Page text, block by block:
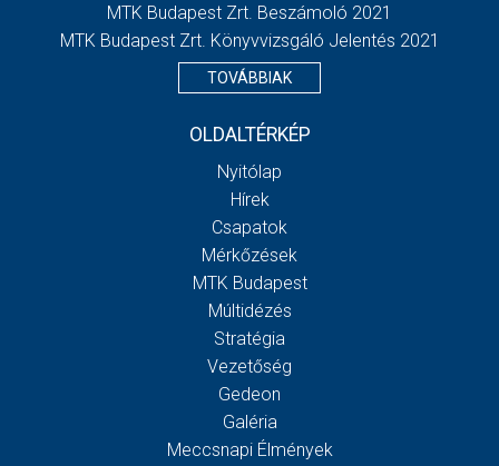
MTK Budapest Zrt. Beszámoló 2021
MTK Budapest Zrt. Könyvvizsgáló Jelentés 2021
TOVÁBBIAK
OLDALTÉRKÉP
Nyitólap
Hírek
Csapatok
Mérkőzések
MTK Budapest
Múltidézés
Stratégia
Vezetőség
Gedeon
Galéria
Meccsnapi Élmények